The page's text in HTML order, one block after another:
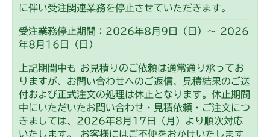
に伴い受注関連業務を停止させていただきます。
受注業務停止期間：2026年8月9日（日）～ 2026
年8月16日（日）
上記期間中も お見積りのご依頼は通常通り承ってお
りますが、お問い合わせへのご返信、見積結果のご送
付および正式注文の処理は休止となります。休止期間
中にいただいたお問い合わせ・見積依頼・ご注文につ
きましては、2026年8月17日（月）より順次対応
いたします。 お客様にはご不便をおかけいたします